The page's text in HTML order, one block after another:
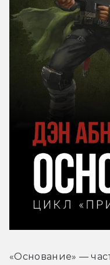
«Основание» —